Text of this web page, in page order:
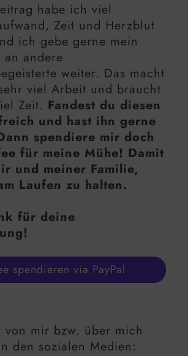
habe ich viel
Zeit und Herzblut
ich gebe gerne mein
an andere
weiter. Das macht
viel Arbeit und braucht
Zeit. Fandest du diesen
und hast ihn gerne
spendiere mir doch
für meine Mühe! Damit
und meiner Familie,
Laufen zu halten.
für deine
spendieren via PayPal
von mir bzw. über mich
den sozialen Medien: